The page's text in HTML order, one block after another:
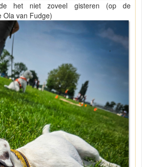
het niet zoveel gisteren (op de
Ola van Fudge)